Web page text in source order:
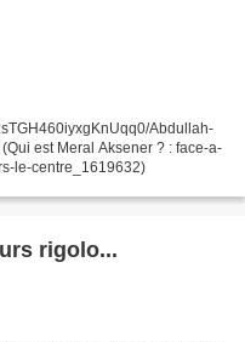
Abdullah-
est Meral Aksener ? : face-a-
le-centre_1619632)
rigolo...